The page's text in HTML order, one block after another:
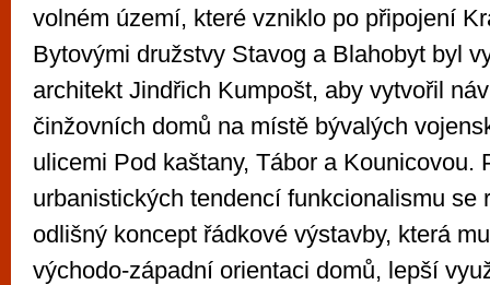
volném území, které vzniklo po připojení
Bytovými družstvy Stavog a Blahobyt byl
architekt Jindřich Kumpošt, aby vytvořil
činžovních domů na místě bývalých
ulicemi Pod kaštany, Tábor a Kounicovou.
urbanistických tendencí funkcionalismu se
odlišný koncept řádkové výstavby, která
východo-západní orientaci domů, lepší